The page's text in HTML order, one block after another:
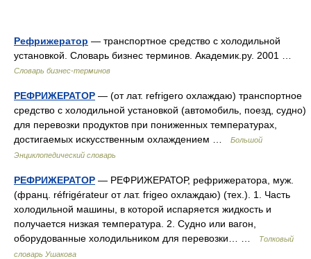
Рефрижератор — транспортное средство с холодильной
установкой. Словарь бизнес терминов. Академик.ру. 2001 …
Словарь бизнес-терминов
РЕФРИЖЕРАТОР — (от лат. refrigero охлаждаю) транспортное
средство с холодильной установкой (автомобиль, поезд, судно)
для перевозки продуктов при пониженных температурах,
достигаемых искусственным охлаждением …
Большой
Энциклопедический словарь
РЕФРИЖЕРАТОР — РЕФРИЖЕРАТОР, рефрижератора, муж.
(франц. réfrigérateur от лат. frigeo охлаждаю) (тех.). 1. Часть
холодильной машины, в которой испаряется жидкость и
получается низкая температура. 2. Судно или вагон,
оборудованные холодильником для перевозки… …
Толковый
словарь Ушакова